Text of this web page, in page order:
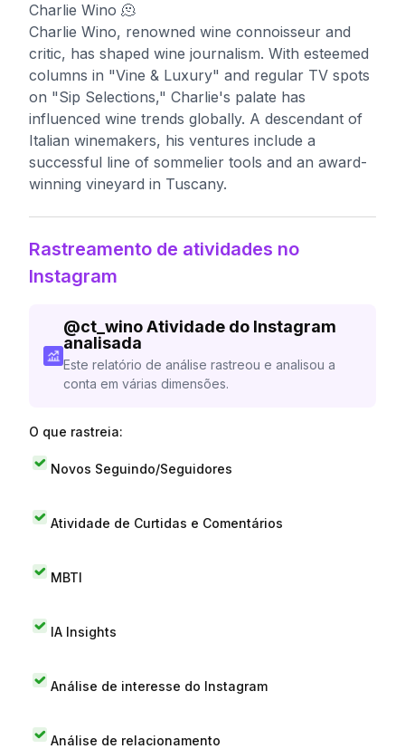
Charlie Wino 🫠
Charlie Wino, renowned wine connoisseur and
critic, has shaped wine journalism. With esteemed
columns in "Vine & Luxury" and regular TV spots
on "Sip Selections," Charlie's palate has
influenced wine trends globally. A descendant of
Italian winemakers, his ventures include a
successful line of sommelier tools and an award-
winning vineyard in Tuscany.
Rastreamento de atividades no
Instagram
@ct_wino Atividade do Instagram
analisada
Este relatório de análise rastreou e analisou a
conta em várias dimensões.
O que rastreia:
Novos Seguindo/Seguidores
Atividade de Curtidas e Comentários
MBTI
IA Insights
Análise de interesse do Instagram
Análise de relacionamento